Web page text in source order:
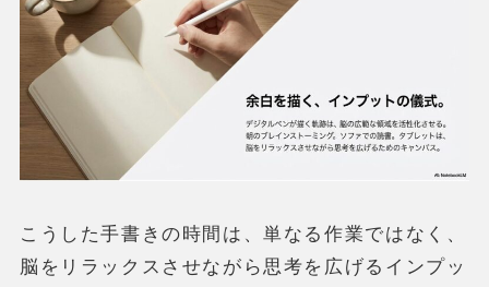
こうした手書きの時間は、単なる作業ではなく、
脳をリラックスさせながら思考を広げるインプッ